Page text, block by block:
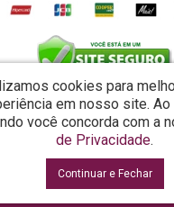
cookies para
em nosso site. Ao
você concorda com a
de Privacidade.
Continuar e Fechar
DE PROD COSMECEUTICOS LTDA
Rua da Prosperidade, 480 - Araquari - SC - CEP:
La Vertuan © 2026